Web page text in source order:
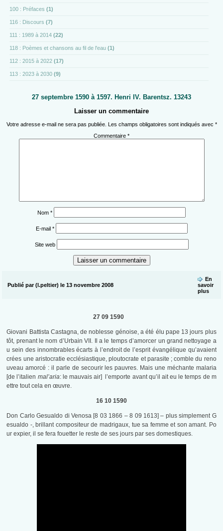
100 : Préfaces (1)
116 : Discours (7)
111 : 1989 à 2014 (22)
118 : Poèmes et chansons au fil de l'eau (1)
112 : 2015 à 2022 (17)
113 : 2023 à 2030 (9)
27 septembre 1590 à 1597. Henri IV. Barentsz. 13243
Laisser un commentaire
Votre adresse e-mail ne sera pas publiée. Les champs obligatoires sont indiqués avec *
Commentaire *
Nom *
E-mail *
Site web
Publié par (l.peltier) le 13 novembre 2008
En
savoir
plus
27 09 1590
Giovani Battista Castagna, de noblesse génoise, a été élu pape 13 jours plus
tôt, prenant le nom d’Urbain VII. Il a le temps d’amorcer un grand nettoyage a
u sein des innombrables écarts à l’endroit de l’esprit évangélique qu’avaient
crées une aristocratie ecclésiastique, ploutocrate et parasite ; comble du reno
uveau amorcé : il parle de secourir les pauvres. Mais une méchante malaria
[de l’italien mal’aria: le mauvais air] l’emporte avant qu’il ait eu le temps de m
ettre tout cela en œuvre.
16 10 1590
Don Carlo Gesualdo di Venosa [8 03 1866 – 8 09 1613] – plus simplement G
esualdo -, brillant compositeur de madrigaux, tue sa femme et son amant. Po
ur expier, il se fera fouetter le reste de ses jours par ses domestiques.